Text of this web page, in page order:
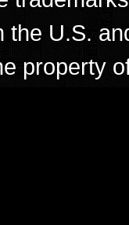
the U.S.
property